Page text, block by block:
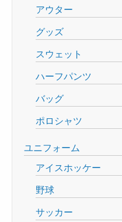
アウター
グッズ
スウェット
ハーフパンツ
バッグ
ポロシャツ
ユニフォーム
アイスホッケー
野球
サッカー